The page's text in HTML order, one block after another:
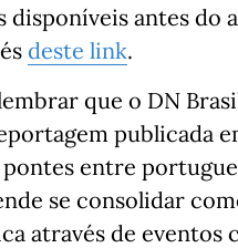
disponíveis antes do
deste link.
que o DN
publicada
entre
se consolidar
através de eventos